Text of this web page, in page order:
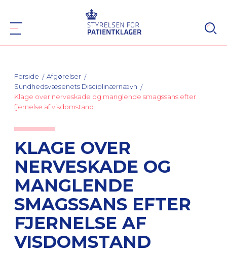
Forside
Afgørelser
Sundhedsvæsenets Disciplinærnævn
Klage over nerveskade og manglende smagssans efter
fjernelse af visdomstand
KLAGE OVER
NERVESKADE OG
MANGLENDE
SMAGSSANS EFTER
FJERNELSE AF
VISDOMSTAND